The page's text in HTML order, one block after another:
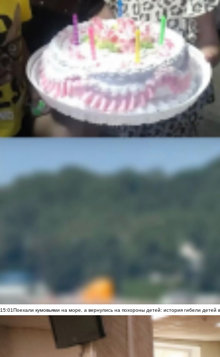
15:01Поехали кумовьями на море, а вернулись на похороны детей: история гибели детей